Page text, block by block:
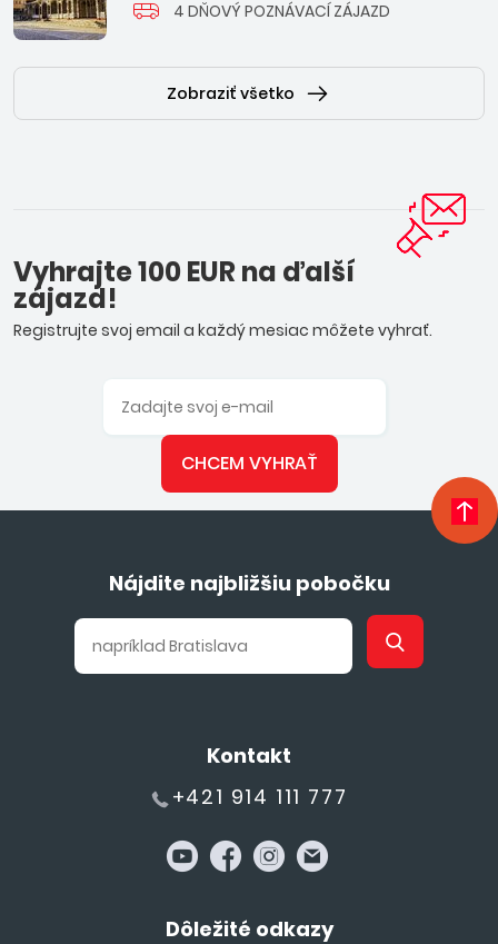
4 DŇOVÝ POZNÁVACÍ ZÁJAZD
Zobraziť všetko
Vyhrajte 100 EUR na ďalší
zájazd!
Registrujte svoj email a každý mesiac môžete vyhrať.
CHCEM VYHRAŤ
Nájdite najbližšiu pobočku
Kontakt
+421 914 111 777
Dôležité odkazy